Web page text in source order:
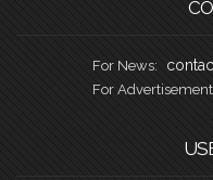
For News:
For